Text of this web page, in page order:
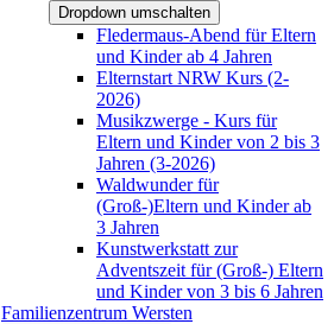
Dropdown umschalten
Fledermaus-Abend für Eltern
und Kinder ab 4 Jahren
Elternstart NRW Kurs (2-
2026)
Musikzwerge - Kurs für
Eltern und Kinder von 2 bis 3
Jahren (3-2026)
Waldwunder für
(Groß-)Eltern und Kinder ab
3 Jahren
Kunstwerkstatt zur
Adventszeit für (Groß-) Eltern
und Kinder von 3 bis 6 Jahren
Familienzentrum Wersten